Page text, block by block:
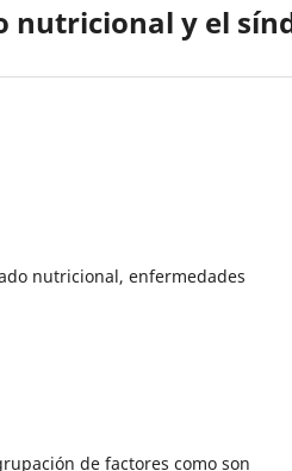
nutricional y el
nutricional, enfermedades
de factores como son